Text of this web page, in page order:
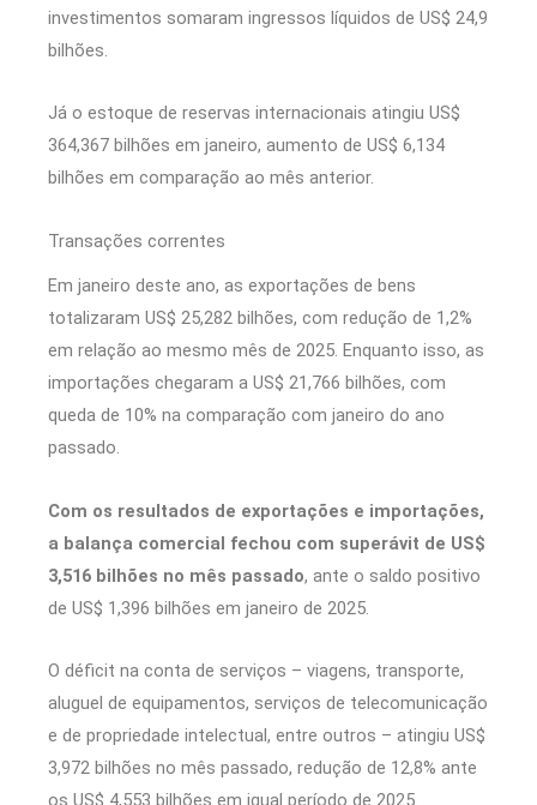
investimentos somaram ingressos líquidos de US$ 24,9
bilhões.
Já o estoque de reservas internacionais atingiu US$
364,367 bilhões em janeiro, aumento de US$ 6,134
bilhões em comparação ao mês anterior.
Transações correntes
Em janeiro deste ano, as exportações de bens
totalizaram US$ 25,282 bilhões, com redução de 1,2%
em relação ao mesmo mês de 2025. Enquanto isso, as
importações chegaram a US$ 21,766 bilhões, com
queda de 10% na comparação com janeiro do ano
passado.
Com os resultados de exportações e importações,
a balança comercial fechou com superávit de US$
3,516 bilhões no mês passado, ante o saldo positivo
de US$ 1,396 bilhões em janeiro de 2025.
O déficit na conta de serviços – viagens, transporte,
aluguel de equipamentos, serviços de telecomunicação
e de propriedade intelectual, entre outros – atingiu US$
3,972 bilhões no mês passado, redução de 12,8% ante
os US$ 4,553 bilhões em igual período de 2025.